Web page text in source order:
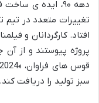
دهه ۹۰، ایده ی
تغییرات متعدد در تیم
افتاد. کارگردانان و
پروژه پیوستند و از
سبز تولید را دریافت کند.